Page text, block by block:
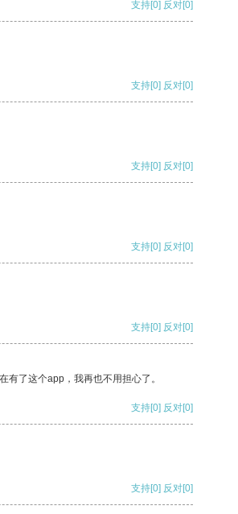
支持[0] 反对[0]
支持[0] 反对[0]
支持[0] 反对[0]
支持[0] 反对[0]
支持[0] 反对[0]
了这个app，我再也不用担心了。
支持[0] 反对[0]
支持[0] 反对[0]